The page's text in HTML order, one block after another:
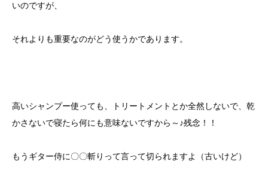
いのですが、
それよりも重要なのがどう使うかであります。
高いシャンプー使っても、トリートメントとか全然しないで、乾
かさないで寝たら何にも意味ないですから～♪残念！！
もうギター侍に〇〇斬りって言って切られますよ（古いけど）